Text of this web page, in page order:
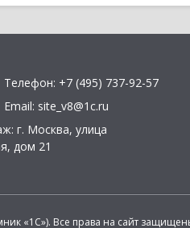
Телефон: +7 (495) 737-92-57
Email: site_v8@1c.ru
г. Москва, улица
дом 21
«1С»). Все права на сайт